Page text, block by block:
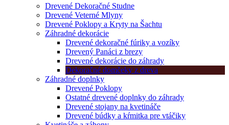
Drevené Dekoračné Studne
Drevené Veterné Mlyny
Drevené Poklopy a Kryty na Šachtu
Záhradné dekorácie
Drevené dekoračné fúriky a vozíky
Drevený Panáci z brezy
Drevené dekorácie do záhrady
Dekoračné domčeky z dreva
Záhradné doplnky
Drevené Poklopy
Ostatné drevené doplnky do záhrady
Drevené stojany na kvetináče
Drevené búdky a kŕmitka pre vtáčiky